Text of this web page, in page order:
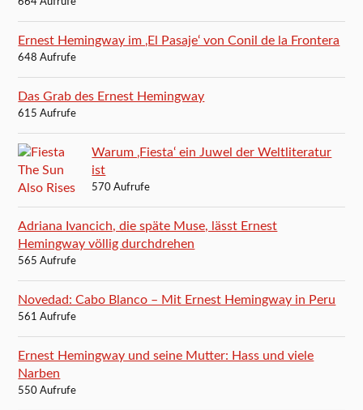
664 Aufrufe
Ernest Hemingway im ‚El Pasaje‘ von Conil de la Frontera
648 Aufrufe
Das Grab des Ernest Hemingway
615 Aufrufe
Warum ‚Fiesta‘ ein Juwel der Weltliteratur
ist
570 Aufrufe
Adriana Ivancich, die späte Muse, lässt Ernest
Hemingway völlig durchdrehen
565 Aufrufe
Novedad: Cabo Blanco – Mit Ernest Hemingway in Peru
561 Aufrufe
Ernest Hemingway und seine Mutter: Hass und viele
Narben
550 Aufrufe